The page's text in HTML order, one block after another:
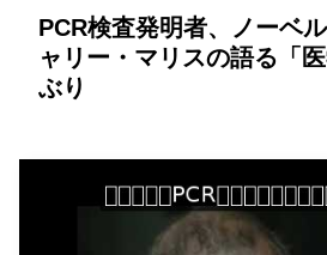
PCR検査発明者、ノーベ
ャリー・マリスの語る「
ぶり